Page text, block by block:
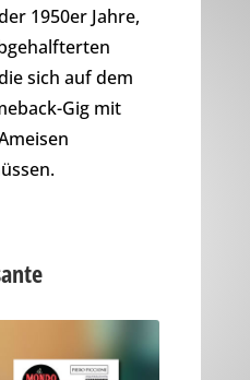
1950er Jahre,
sich auf dem
Gig mit